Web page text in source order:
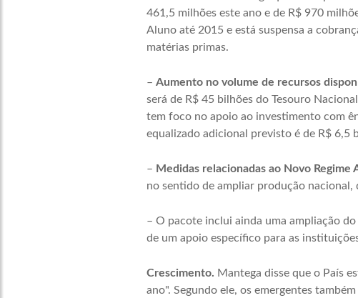
461,5 milhões este ano e de R$ 970
Aluno até 2015 e está suspensa a
matérias primas.
– Aumento no volume de recursos
será de R$ 45 bilhões do Tesouro
tem foco no apoio ao investimento com
equalizado adicional previsto é de R$ 6,5
– Medidas relacionadas ao Novo Regime
no sentido de ampliar produção nacional,
– O pacote inclui ainda uma ampliação
de um apoio específico para as
Crescimento. Mantega disse que o País
ano". Segundo ele, os emergentes